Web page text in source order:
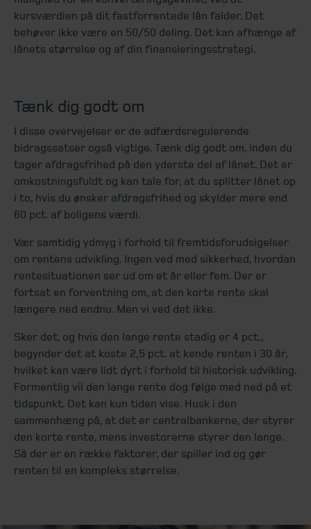
kursværdien på dit fastforrentede lån falder. Det
behøver ikke være en 50/50 deling. Det kan afhænge af
lånets størrelse og af din finansieringsstrategi.
Tænk dig godt om
I disse overvejelser er de adfærdsregulerende
bidragssatser også vigtige. Tænk dig godt om, inden du
tager afdragsfrihed på den yderste del af lånet. Det er
omkostningsfuldt og kan tale for, at du splitter lånet op
i to, hvis du ønsker afdragsfrihed og skylder mere end
60 pct. af boligens værdi.
Vær samtidig ydmyg i forhold til fremtidsforudsigelser
om rentens udvikling. Ingen ved med sikkerhed, hvordan
rentesituationen ser ud om et år eller fem. Der er
fortsat en forventning om, at den korte rente skal
længere ned endnu. Men vi ved det ikke.
Sker det, og hvis den lange rente stadig er 4 pct.,
begynder det at koste 2,5 pct. at kende renten i 30 år,
hvilket kan være lidt dyrt i forhold til historisk udvikling.
Formentlig vil den lange rente dog følge med ned på et
tidspunkt. Det kan kun tiden vise. Husk i den
sammenhæng på, at det er centralbankerne, der styrer
den korte rente, mens investorerne styrer den lange.
Så der er en række faktorer, der spiller ind og gør
renten til en kompleks størrelse.